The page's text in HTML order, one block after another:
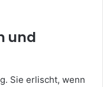
und
Sie erlischt, wenn